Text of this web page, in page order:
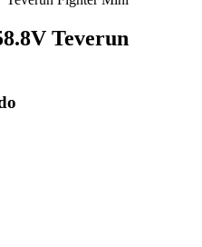
Teverun